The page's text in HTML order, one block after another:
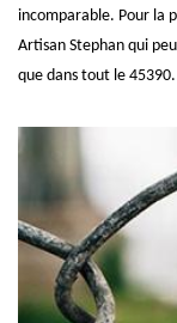
incomparable. Pour la
Artisan Stephan qui
que dans tout le 45390.